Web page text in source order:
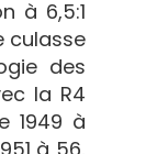
à 6,5:1
culasse
des
la R4
1949 à